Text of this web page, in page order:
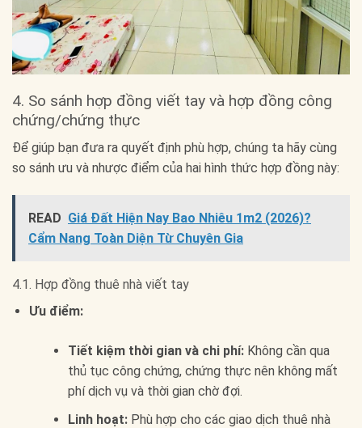
4. So sánh hợp đồng viết tay và hợp đồng công
chứng/chứng thực
Để giúp bạn đưa ra quyết định phù hợp, chúng ta hãy cùng
so sánh ưu và nhược điểm của hai hình thức hợp đồng này:
READ Giá Đất Hiện Nay Bao Nhiêu 1m2 (2026)?
Cẩm Nang Toàn Diện Từ Chuyên Gia
4.1. Hợp đồng thuê nhà viết tay
Ưu điểm:
Tiết kiệm thời gian và chi phí:Không cần qua
thủ tục công chứng, chứng thực nên không mất
phí dịch vụ và thời gian chờ đợi.
Linh hoạt:Phù hợp cho các giao dịch thuê nhà